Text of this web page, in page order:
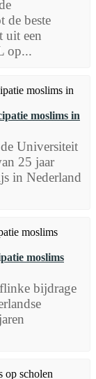
de beste
uit een
op...
moslims in
Universiteit
25 jaar
in Nederland
moslims
bijdrage